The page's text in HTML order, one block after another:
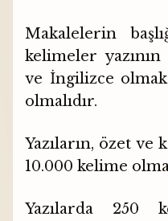
Makalelerin
kelimeler
ve İngilizce
olmalıdır.
Yazıların, özet ve
10.000 kelime
Yazılarda 250